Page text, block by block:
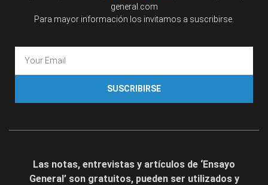
general.com
Para mayor información los invitamos a suscribirse.
SUSCRIBIRSE
Las notas, entrevistas y artículos de ‘Ensayo
General’ son gratuitos, pueden ser utilizados y